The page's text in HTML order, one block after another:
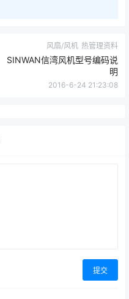
风扇/风机 热管理资料
SINWAN信湾风机型号编码说
明
2016-6-24 21:23:08
提交